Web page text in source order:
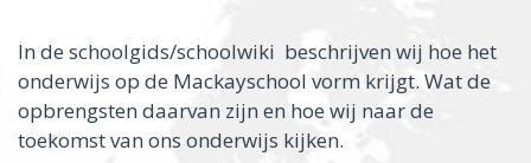
Contact
In de schoolgids/schoolwiki beschrijven wij hoe het
onderwijs op de Mackayschool vorm krijgt. Wat de
opbrengsten daarvan zijn en hoe wij naar de
toekomst van ons onderwijs kijken.